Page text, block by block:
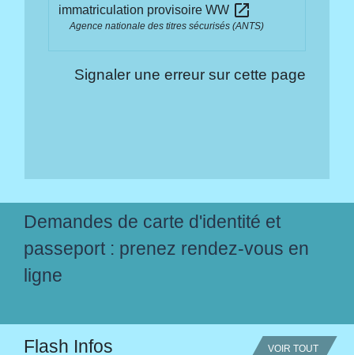
immatriculation provisoire WW open_in_new
Agence nationale des titres sécurisés (ANTS)
Signaler une erreur sur cette page
Demandes de carte d'identité et
passeport : prenez rendez-vous en
ligne
Flash Infos VOIR TOUT